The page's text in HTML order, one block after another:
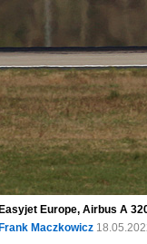
Easyjet Europe, Airbus A
Frank Maczkowicz